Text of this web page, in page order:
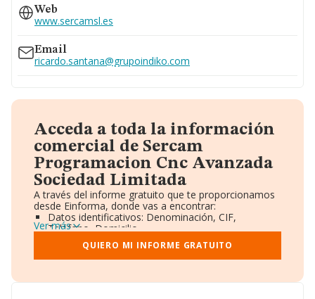
Web
www.sercamsl.es
Email
ricardo.santana@grupoindiko.com
Acceda a toda la información
comercial de Sercam
Programacion Cnc Avanzada
Sociedad Limitada
A través del informe gratuito que te proporcionamos
desde Einforma, donde vas a encontrar:
Datos identificativos: Denominación, CIF,
Teléfono, Domicilio.
Informe Mercantil Completo (BORME).
Gráficos de Evolución Ventas y Empleados.
Consejo de Administración y Administradores.
Accionistas.
Ver más
QUIERO MI INFORME GRATUITO